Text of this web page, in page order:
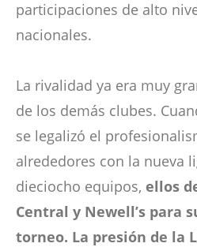
participaciones de alto
nacionales.
La rivalidad ya era muy
de los demás clubes.
se legalizó el
alrededores con la nueva
dieciocho equipos, ellos
Central y Newell’s para
torneo. La presión de la